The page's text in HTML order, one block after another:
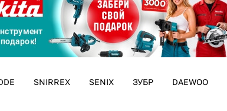
SNIRREX SENIX ЗУБР DAEWOO
платежей